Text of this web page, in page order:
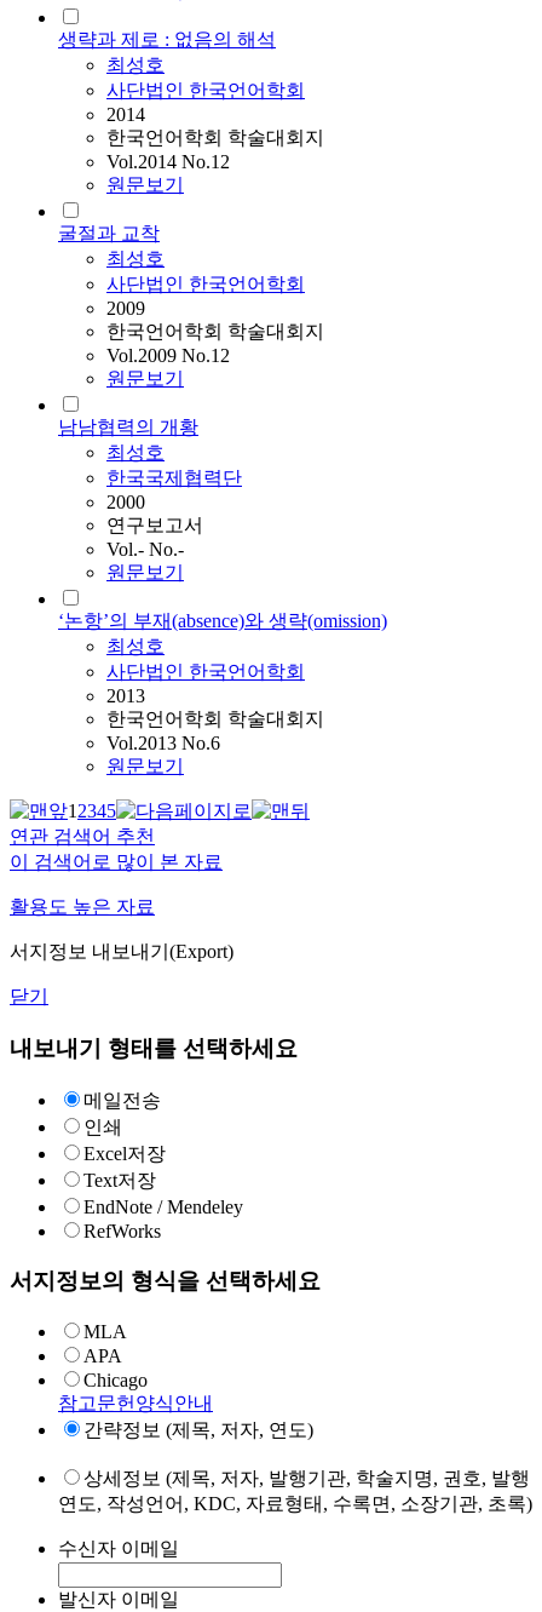
생략과 제로 : 없음의 해석
최성호
사단법인 한국언어학회
2014
한국언어학회 학술대회지
Vol.2014 No.12
원문보기
굴절과 교착
최성호
사단법인 한국언어학회
2009
한국언어학회 학술대회지
Vol.2009 No.12
원문보기
남남협력의 개황
최성호
한국국제협력단
2000
연구보고서
Vol.- No.-
원문보기
‘논항’의 부재(absence)와 생략(omission)
최성호
사단법인 한국언어학회
2013
한국언어학회 학술대회지
Vol.2013 No.6
원문보기
12345
연관 검색어 추천
이 검색어로 많이 본 자료
활용도 높은 자료
서지정보 내보내기(Export)
닫기
내보내기 형태를 선택하세요
메일전송
인쇄
Excel저장
Text저장
EndNote / Mendeley
RefWorks
서지정보의 형식을 선택하세요
MLA
APA
Chicago
참고문헌양식안내
간략정보 (제목, 저자, 연도)
상세정보 (제목, 저자, 발행기관, 학술지명, 권호, 발행
연도, 작성언어, KDC, 자료형태, 수록면, 소장기관, 초록)
수신자 이메일
발신자 이메일